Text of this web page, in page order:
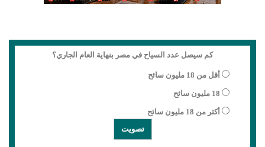
كم سيصل عدد السياح في مصر بنهاية العام الجاري؟
أقل من 18 مليون سائح
18 مليون سائح
أكثر من 18 مليون سائح